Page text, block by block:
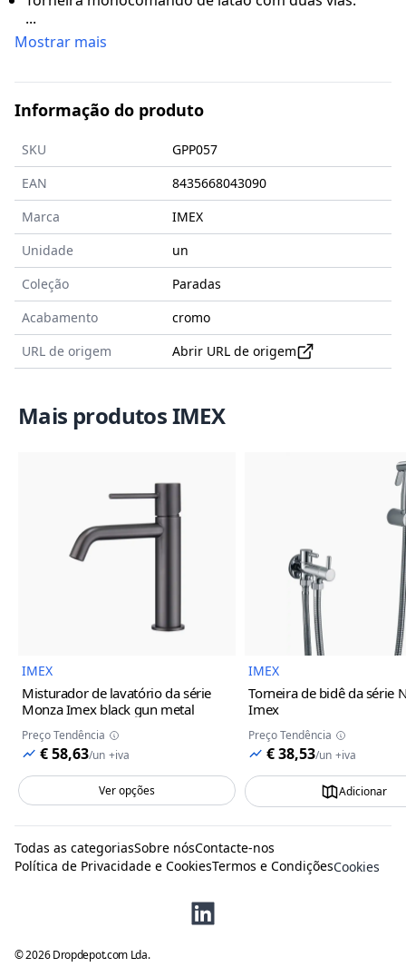
...
Mostrar mais
Informação do produto
SKU
GPP057
EAN
8435668043090
Marca
IMEX
Unidade
un
Coleção
Paradas
Acabamento
cromo
URL de origem
Abrir URL de origem
Mais produtos IMEX
IMEX
Misturador de lavatório da série
Monza Imex black gun metal
Preço Tendência
€ 58,63/un +iva
Ver opções
IMEX
Torneira de bidê da série
Imex
Preço Tendência
€ 38,53/un +iva
Adicionar
©2026 Dropdepot.com Lda.
Todas as categoriasSobre nósContacte-nos
Política de Privacidade e CookiesTermos e CondiçõesCookies